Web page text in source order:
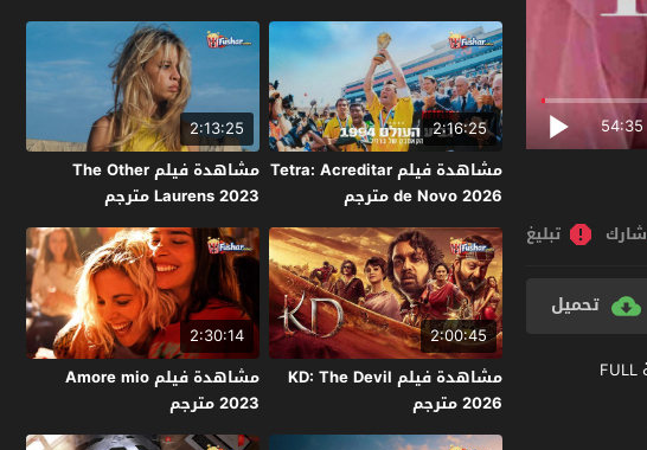
54:35
شارك تبليغ
تحميل
مشاهدة مسلسل اليمين الحلقة 30 مترجم عربي اون لاين مشاهدة و تحميل مباشر مسلسل Yemin اليمين حلقة 30 كاملة بجودة عالية FULL
2:16:25
مشاهدة فيلم Tetra: Acreditar
de Novo 2026 مترجم
2:13:25
مشاهدة فيلم The Other
Laurens 2023 مترجم
2:00:45
مشاهدة فيلم KD: The Devil
2026 مترجم
2:30:14
مشاهدة فيلم Amore mio
2023 مترجم